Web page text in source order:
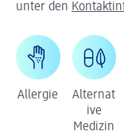
unter den
Allergie
Alternat
ive
Medizin